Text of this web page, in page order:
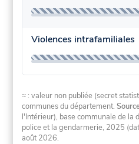
Violences intrafamiliales
≈ : valeur non publiée (secret
communes du département.
l'Intérieur), base communale de la
police et la gendarmerie, 2025
août 2026.